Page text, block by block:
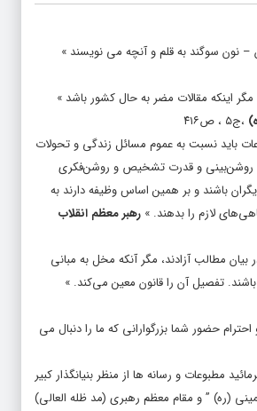
نون سوگند به قلم و آنچه مى ‏نویسند »
اینکه مقالات مضر به حال کشور باشد »
،ج‏۵ ، ص۴۱۶
باید نسبت‌ به‌ عموم‌ مسائل‌ زندگی‌ و تحولات‌
روشن‌بینی‌ و قدرت‌ تشخیص‌ و روشن‌فکری‌
باشند و بر همین‌ اساس‌ وظیفه‌ دارند به‌
لازم‌ را بدهند. »رهبر معظم انقلاب
مطالب آزادند، مگر آنکه مخل به مبانی
تفصیل آن را قانون معین می‌کند. »
حضور شما بزرگوارانی که ما را دنبال می
مطبوعات و رسانه ها از منظر بنیانگذار کبیر
(ره) ” و مقام معظم رهبری (مد ظله العالی)
برجسته ای در جامعه می باشد . بطوری